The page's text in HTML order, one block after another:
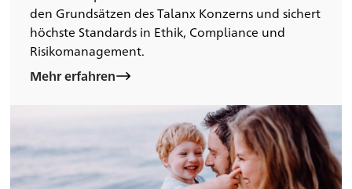
den Grundsätzen des Talanx Konzerns und sichert
höchste Standards in Ethik, Compliance und
Risikomanagement.
Mehr erfahren